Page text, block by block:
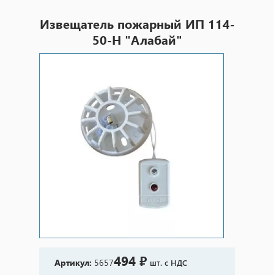
Извещатель пожарный ИП 114-
50-Н "Алабай"
Артикул: 5657494 ₽ шт. с НДС